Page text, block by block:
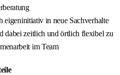
eigeninitiativ in neue Sachverhalte
dabei zeitlich und örtlich flexibel zu
im Team